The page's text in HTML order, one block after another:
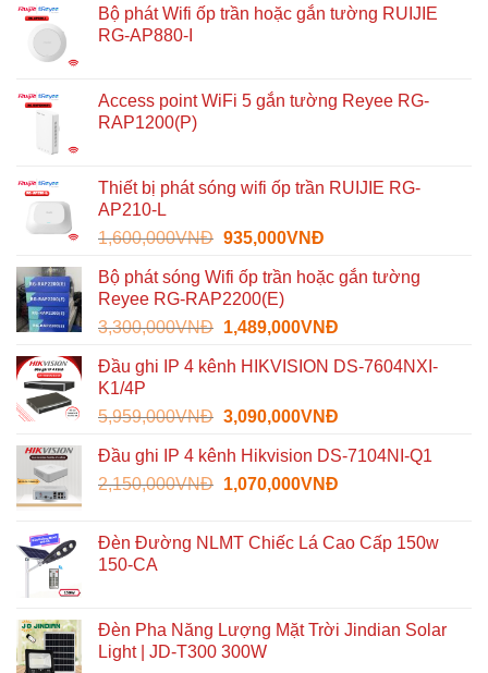
Bộ phát Wifi ốp trần hoặc gắn tường RUIJIE
RG-AP880-I
Access point WiFi 5 gắn tường Reyee RG-
RAP1200(P)
Thiết bị phát sóng wifi ốp trần RUIJIE RG-
AP210-L
1,600,000VNĐ Giá
là:
1,600,000VNĐ.
935,000VNĐGiá
tại
935,000VNĐ.
Bộ phát sóng Wifi ốp trần hoặc gắn tường
Reyee RG-RAP2200(E)
3,300,000VNĐ Giá
là:
1,489,000VNĐGiá
tại
1,489,000VNĐ.
Đầu ghi IP 4 kênh HIKVISION DS-7604NXI-
K1/4P
5,959,000VNĐ Giá
là:
5,959,000VNĐ.
3,090,000VNĐGiá
tại
là:
Đầu ghi IP 4 kênh Hikvision DS-7104NI-Q1
2,150,000VNĐ Giá
2,150,000VNĐ.
1,070,000VNĐGiá
là:
Đèn Đường NLMT Chiếc Lá Cao Cấp 150w
150-CA
Đèn Pha Năng Lượng Mặt Trời Jindian Solar
Light | JD-T300 300W